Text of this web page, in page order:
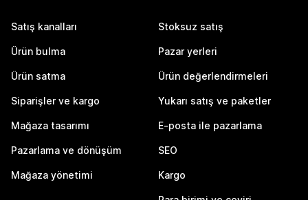
Satış kanalları
Ürün bulma
Ürün satma
Siparişler ve kargo
Mağaza tasarımı
Pazarlama ve dönüşüm
Mağaza yönetimi
Stoksuz satış
Pazar yerleri
Ürün değerlendirmeleri
Yukarı satış ve paketler
E-posta ile pazarlama
SEO
Kargo